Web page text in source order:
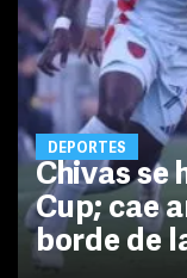
DEPORTES
Chivas se
Cup; cae
borde de